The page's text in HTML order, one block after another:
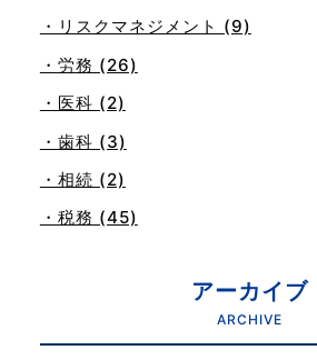
・リスクマネジメント (9)
・労務 (26)
・医科 (2)
・歯科 (3)
・相続 (2)
・税務 (45)
アーカイブ
ARCHIVE